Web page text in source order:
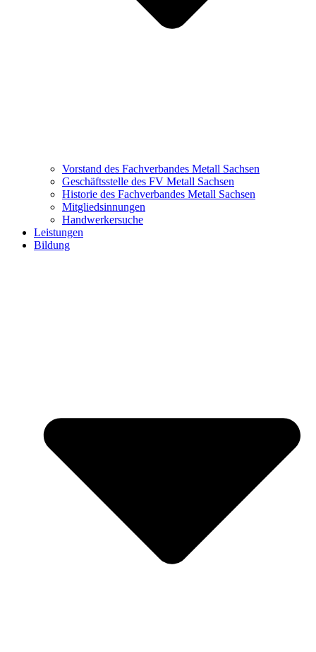
Vorstand des Fachverbandes Metall Sachsen
Geschäftsstelle des FV Metall Sachsen
Historie des Fachverbandes Metall Sachsen
Mitgliedsinnungen
Handwerkersuche
Leistungen
Bildung